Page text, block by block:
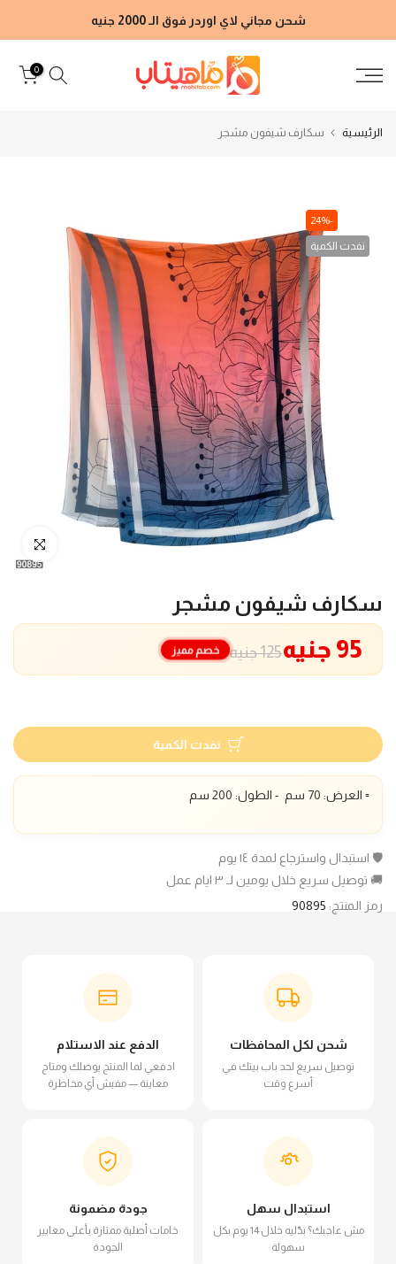
إلى
شحن مجاني لاي اوردر فوق الـ 2000 جنيه
0
الرئيسية سكارف شيفون مشجر
-24%
نفدت الكمية
انقر للتكبير
سكارف شيفون مشجر
125 جنيه 95 جنيه خصم مميز
نفدت الكمية
▫️ العرض: 70 سم - الطول: 200 سم
🛡️ استبدال واسترجاع لمدة ١٤ يوم
🚚 توصيل سريع خلال يومين لـ ٣ ايام عمل
رمز المنتج: 90895
شحن لكل المحافظات
توصيل سريع لحد باب بيتك في
أسرع وقت
الدفع عند الاستلام
ادفعي لما المنتج يوصلك ومتاح
معاينة — مفيش أي مخاطرة
استبدال سهل
مش عاجبك؟ بدّليه خلال 14 يوم بكل
سهولة
جودة مضمونة
خامات أصلية ممتازة بأعلى معايير
الجودة